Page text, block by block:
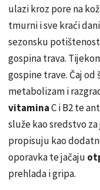
ulazi kroz pore na
tmurni i sve kraći
sezonsku
gospina trava.
gospine trave. Čaj od
metabolizam i
vitaminaC i B2 te
služe kao sredstvo
propisuju kao
oporavka te jačaju
prehlada i gripa.